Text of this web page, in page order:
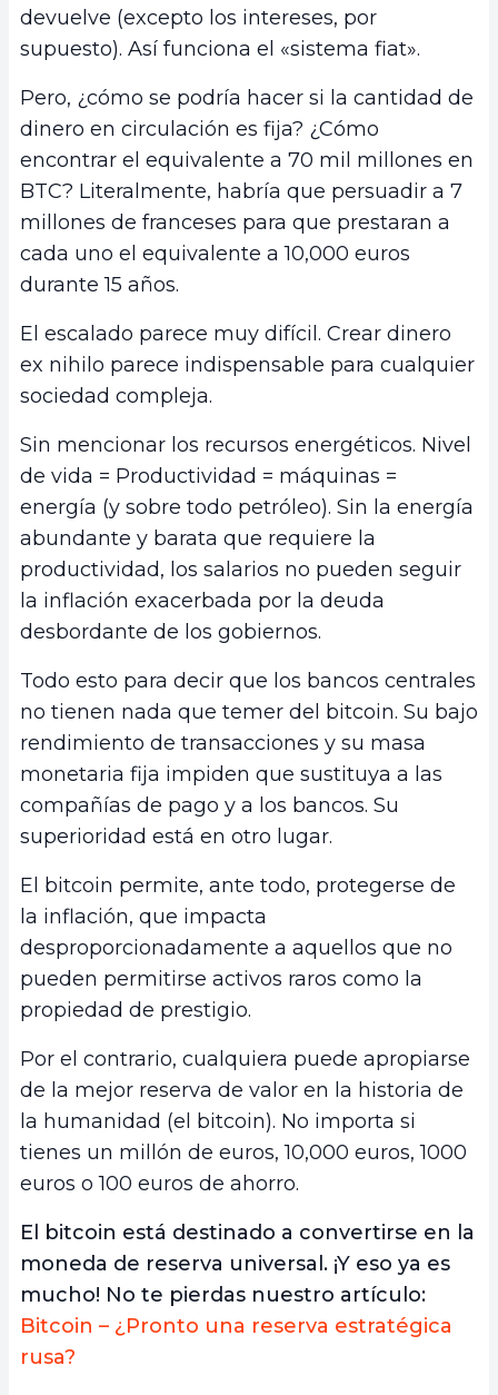
devuelve (excepto los intereses, por
supuesto). Así funciona el «sistema fiat».
Pero, ¿cómo se podría hacer si la cantidad de
dinero en circulación es fija? ¿Cómo
encontrar el equivalente a 70 mil millones en
BTC? Literalmente, habría que persuadir a 7
millones de franceses para que prestaran a
cada uno el equivalente a 10,000 euros
durante 15 años.
El escalado parece muy difícil. Crear dinero
ex nihilo parece indispensable para cualquier
sociedad compleja.
Sin mencionar los recursos energéticos. Nivel
de vida = Productividad = máquinas =
energía (y sobre todo petróleo). Sin la energía
abundante y barata que requiere la
productividad, los salarios no pueden seguir
la inflación exacerbada por la deuda
desbordante de los gobiernos.
Todo esto para decir que los bancos centrales
no tienen nada que temer del bitcoin. Su bajo
rendimiento de transacciones y su masa
monetaria fija impiden que sustituya a las
compañías de pago y a los bancos. Su
superioridad está en otro lugar.
El bitcoin permite, ante todo, protegerse de
la inflación, que impacta
desproporcionadamente a aquellos que no
pueden permitirse activos raros como la
propiedad de prestigio.
Por el contrario, cualquiera puede apropiarse
de la mejor reserva de valor en la historia de
la humanidad (el bitcoin). No importa si
tienes un millón de euros, 10,000 euros, 1000
euros o 100 euros de ahorro.
El bitcoin está destinado a convertirse en la
moneda de reserva universal. ¡Y eso ya es
mucho! No te pierdas nuestro artículo:
Bitcoin – ¿Pronto una reserva estratégica
rusa?